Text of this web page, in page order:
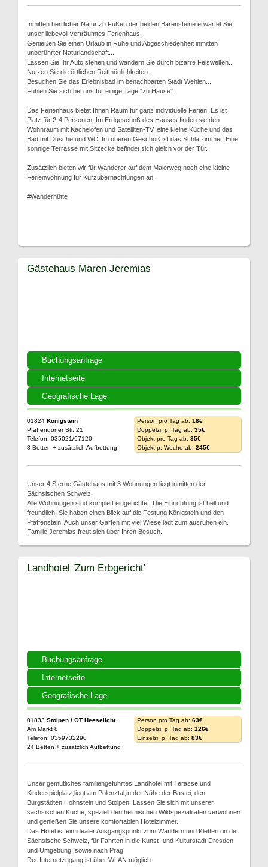
Inmitten herrlicher Natur zu Füßen der beiden Bärensteine erwartet Sie
unser liebevoll verträumtes Ferienhaus.
Genießen Sie einen Urlaub in Ruhe und Abgeschiedenheit inmitten
unberührter Naturlandschaft...
Lassen Sie Ihr Auto stehen und wandern Sie durch bizarre Felswelten...
Nutzen Sie die örtlichen Reitmöglichkeiten...
Besuchen Sie das Erlebnisbad im benachbarten Stadt Wehlen...
Fühlen Sie sich bei uns für einige Tage "zu Hause".
Das Ferienhaus bietet Ihnen Raum für ganz individuelle Ferien. Es ist
Platz für 2-4 Personen. Im Erdgeschoß des Hauses finden sie den
Wohnraum mit Kachelofen und Satelliten-TV, eine kleine Küche und das
Bad mit Dusche und WC. Im oberen Geschoß ist das Schlafzimmer. Eine
sonnige Terrasse mit Sitzecke befindet sich gleich vor der Tür.
Zusätzlich bieten wir für Wanderer auf dem Malerweg noch eine kleine
Ferienwohnung für Kurzübernachtungen an.
#Wanderhütte
Buchungsanfrage
Internetseite
Geografische Lage
Gästehaus Maren Jeremias
01824 Königstein
Pfaffendorfer Str. 21
Telefon: 035021/67120
8 Betten + zusätzlich Aufbettung
Person pro Tag ab: 18€
Doppelzi. p. Tag ab: 35€
Objekt pro Tag ab: 35€
Objekt p. Woche ab: 245€
Unser 4 Sterne Gästehaus mit 3 Wohnungen liegt inmitten der
Sächsischen Schweiz.
Alle Wohnungen sind komplett eingerichtet. Die Einrichtung ist hell und
freundlich. Sie haben einen Blick auf die Festung Königstein und den
Pfaffenstein. Auch unser Garten mit viel Wiese lädt zum ausruhen ein.
Familie Jeremias freut sich über Ihren Besuch.
Buchungsanfrage
Internetseite
Geografische Lage
Landhotel 'Zum Erbgericht'
01833 Stolpen / OT Heeselicht
Am Markt 8
Telefon: 0359732290
24 Betten + zusätzlich Aufbettung
Person pro Tag ab: 63€
Doppelzi. p. Tag ab: 126€
Einzelzi. p. Tag ab: 83€
Unser gemütliches familiengeführtes Landhotel mit Terasse und
Kinderspielplatz,liegt am Polenztal,in der Nähe der Bastei, den
Burgstädten Hohnstein und Stolpen. Lassen Sie sich mit unserer
sächsischen Küche; speziell den heimischen Wildspezialitäten verwöhnen
und genießen Sie unsere komfortablen Hotelzimmer.
Das Hotel ist ein idealer Ausgangspunkt zum Wandern und Klettern in der
Sächsische Schweiz, für Fahrten in die Kunst- und Kulturstadt Dresden
und Umgebung, sowie nach Prag.
Der Internetzugang ist über WLAN möglich.